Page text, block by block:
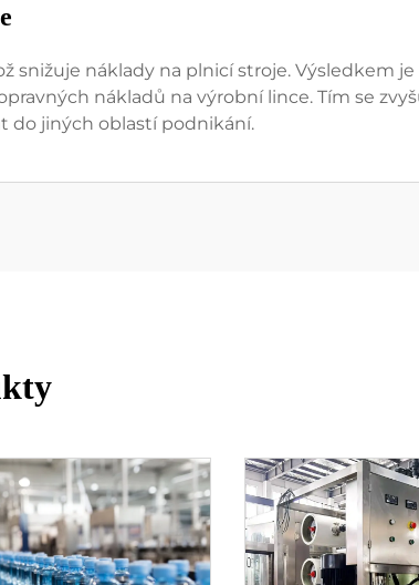
snižuje náklady na plnicí stroje. Výsledkem
nákladů na výrobní lince. Tím se
do jiných oblastí podnikání.